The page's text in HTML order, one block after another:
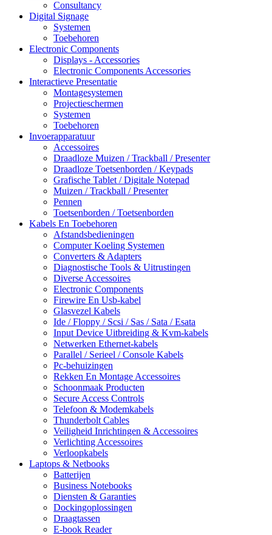
Consultancy
Digital Signage
Systemen
Toebehoren
Electronic Components
Displays - Accessories
Electronic Components Accessories
Interactieve Presentatie
Montagesystemen
Projectieschermen
Systemen
Toebehoren
Invoerapparatuur
Accessoires
Draadloze Muizen / Trackball / Presenter
Draadloze Toetsenborden / Keypads
Grafische Tablet / Digitale Notepad
Muizen / Trackball / Presenter
Pennen
Toetsenborden / Toetsenborden
Kabels En Toebehoren
Afstandsbedieningen
Computer Koeling Systemen
Converters & Adapters
Diagnostische Tools & Uitrustingen
Diverse Accessoires
Electronic Components
Firewire En Usb-kabel
Glasvezel Kabels
Ide / Floppy / Scsi / Sas / Sata / Esata
Input Device Uitbreiding & Kvm-kabels
Netwerken Ethernet-kabels
Parallel / Serieel / Console Kabels
Pc-behuizingen
Rekken En Montage Accessoires
Schoonmaak Producten
Secure Access Controls
Telefoon & Modemkabels
Thunderbolt Cables
Veiligheid Inrichtingen & Accessoires
Verlichting Accessoires
Verloopkabels
Laptops & Netbooks
Batterijen
Business Notebooks
Diensten & Garanties
Dockingoplossingen
Draagtassen
E-book Reader